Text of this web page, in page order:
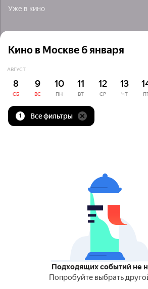
Уже в кино
Кино в Москве 6 января
АВГУСТ
8
СБ
9
ВС
10
ПН
11
ВТ
12
СР
13
ЧТ
1 Все фильтры
Подходящих событий не
Попробуйте выбрать